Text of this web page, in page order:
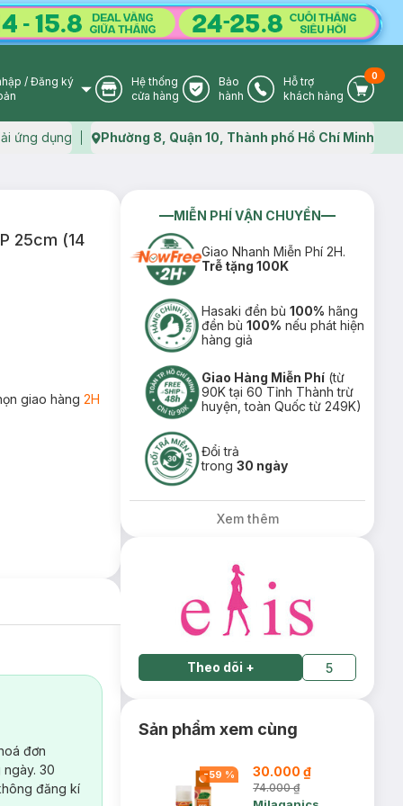
User Icon
/ Đăng ký
Store Icon
Hệ thống
cửa hàng
Warranty Icon
Bảo
hành
Phone Icon
Hỗ trợ
khách hàng
Cart
0
ứng dụng Map icon
Phường 8, Quận 10, Thành phố Hồ Chí Minh
25cm (14
giao hàng 2H
đơn
30
đăng kí
MIỄN PHÍ VẬN CHUYỂN
Giao Nhanh Miễn Phí 2H.
Trễ tặng 100K
Hasaki đền bù100% hãng
đền bù100% nếu phát hiện
hàng giả
Giao Hàng Miễn Phí (từ
90K tại 60 Tỉnh Thành trừ
huyện, toàn Quốc từ 249K)
Đổi trả
trong30 ngày
Xem thêm
Theo dõi + 5
Sản phẩm xem cùng
-59 % 30.000 ₫
74.000 ₫